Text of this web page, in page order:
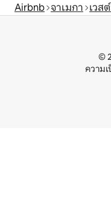
Airbnb จาเมกา เวส
©
ความ